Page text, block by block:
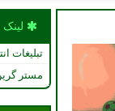
تبلیغات
مستر